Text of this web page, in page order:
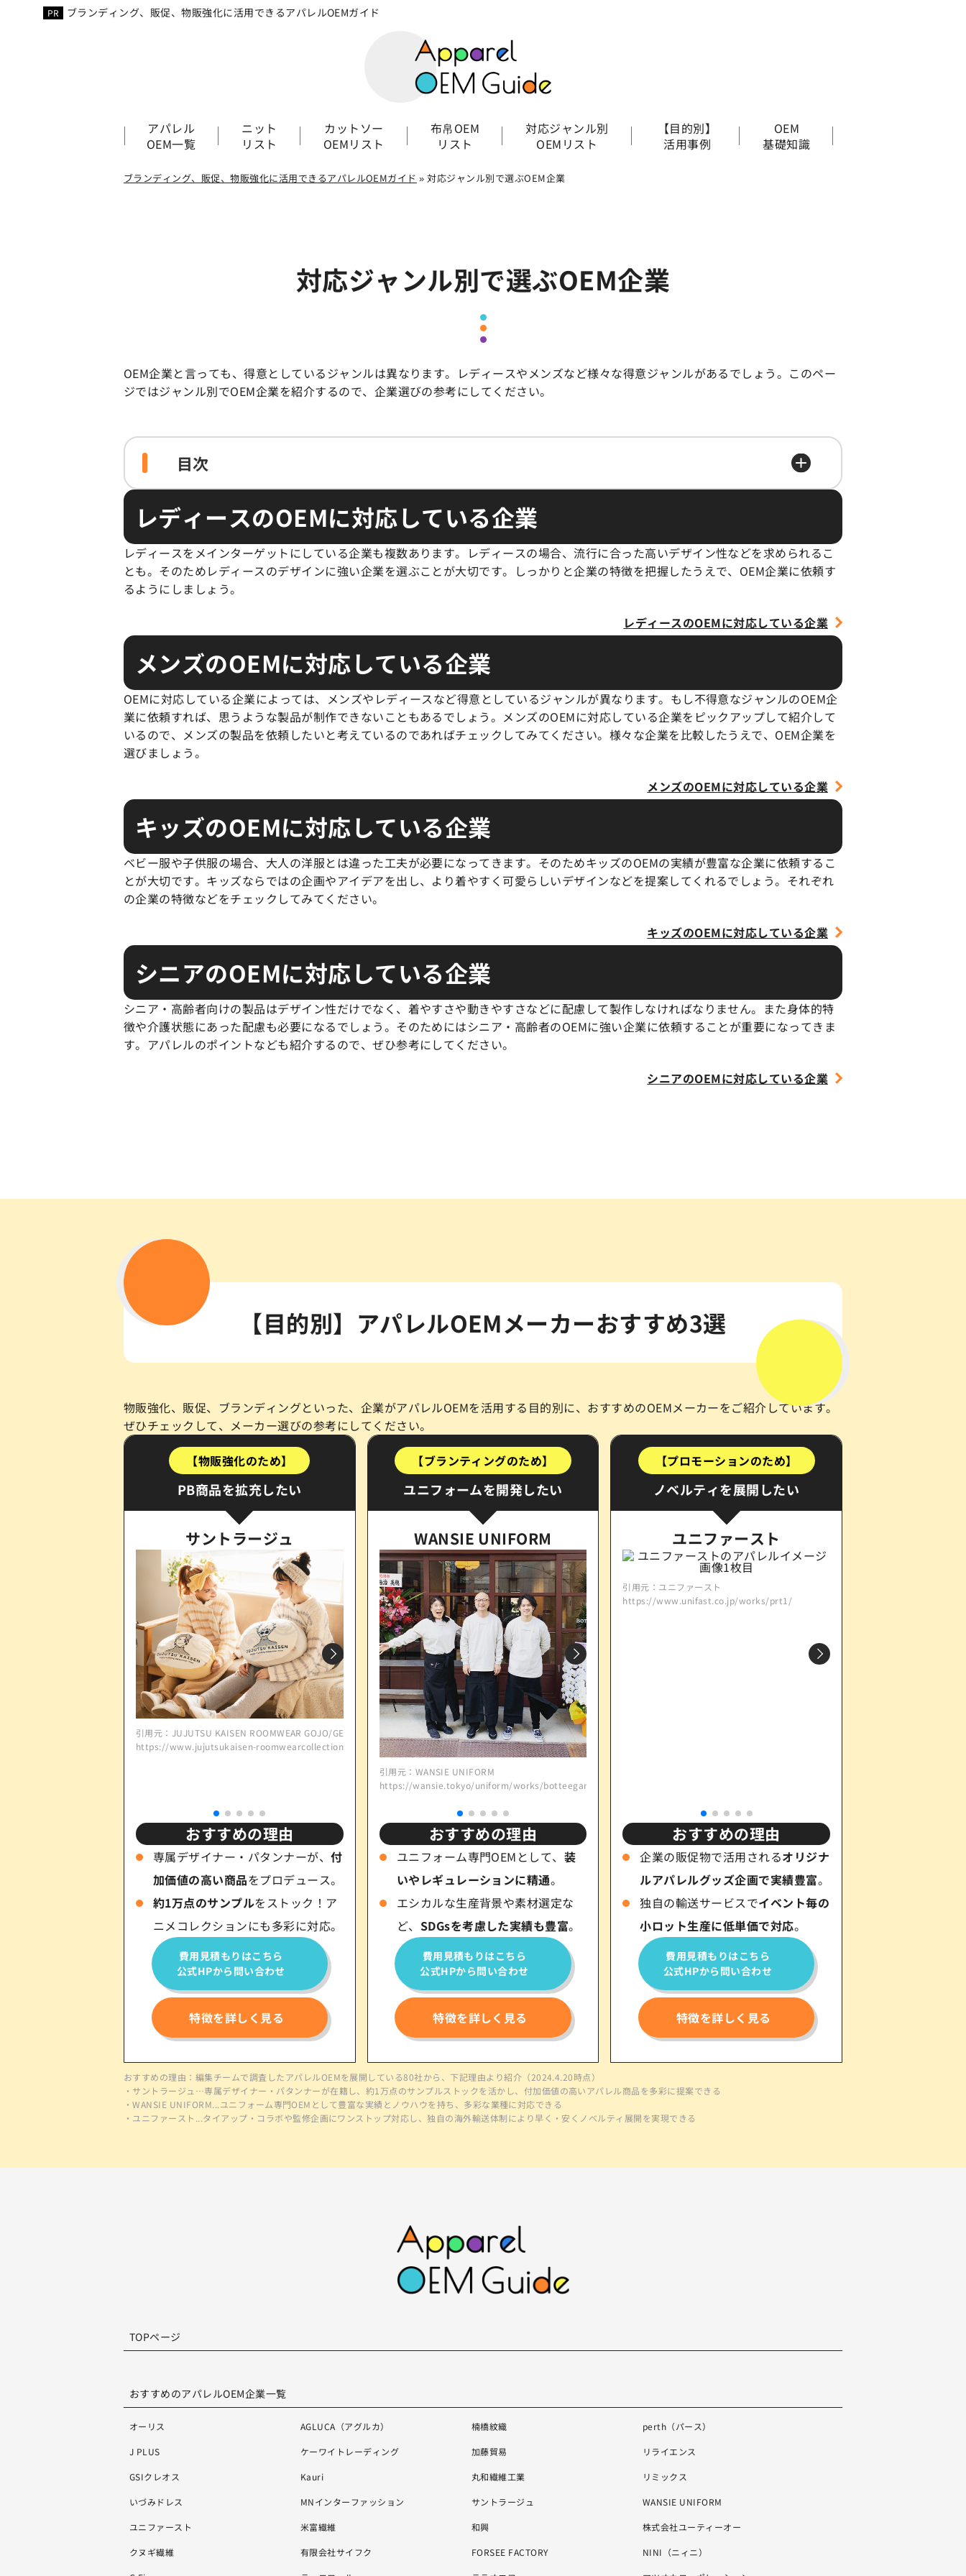
ブランディング、販促、物販強化に活用できるアパレルOEMガイド
アパレル
OEM一覧
ニット
リスト
カットソー
OEMリスト
布帛OEM
リスト
対応ジャンル別
OEMリスト
【目的別】
活用事例
OEM
基礎知識
ブランディング、販促、物販強化に活用できるアパレルOEMガイド »対応ジャンル別で選ぶOEM企業
対応ジャンル別で選ぶOEM企業
OEM企業と言っても、得意としているジャンルは異なります。レディースやメンズなど様々な得意ジャンルがあるでしょう。このペー
ジではジャンル別でOEM企業を紹介するので、企業選びの参考にしてください。
目次
レディースのOEMに対応している企業
レディースをメインターゲットにしている企業も複数あります。レディースの場合、流行に合った高いデザイン性などを求められるこ
とも。そのためレディースのデザインに強い企業を選ぶことが大切です。しっかりと企業の特徴を把握したうえで、OEM企業に依頼す
るようにしましょう。
レディースのOEMに対応している企業
メンズのOEMに対応している企業
OEMに対応している企業によっては、メンズやレディースなど得意としているジャンルが異なります。もし不得意なジャンルのOEM企
業に依頼すれば、思うような製品が制作できないこともあるでしょう。メンズのOEMに対応している企業をピックアップして紹介して
いるので、メンズの製品を依頼したいと考えているのであればチェックしてみてください。様々な企業を比較したうえで、OEM企業を
選びましょう。
メンズのOEMに対応している企業
キッズのOEMに対応している企業
ベビー服や子供服の場合、大人の洋服とは違った工夫が必要になってきます。そのためキッズのOEMの実績が豊富な企業に依頼するこ
とが大切です。キッズならではの企画やアイデアを出し、より着やすく可愛らしいデザインなどを提案してくれるでしょう。それぞれ
の企業の特徴などをチェックしてみてください。
キッズのOEMに対応している企業
シニアのOEMに対応している企業
シニア・高齢者向けの製品はデザイン性だけでなく、着やすさや動きやすさなどに配慮して製作しなければなりません。また身体的特
徴や介護状態にあった配慮も必要になるでしょう。そのためにはシニア・高齢者のOEMに強い企業に依頼することが重要になってきま
す。アパレルのポイントなども紹介するので、ぜひ参考にしてください。
シニアのOEMに対応している企業
【目的別】アパレルOEMメーカーおすすめ3選
物販強化、販促、ブランディングといった、企業がアパレルOEMを活用する目的別に、おすすめのOEMメーカーをご紹介しています。
ぜひチェックして、メーカー選びの参考にしてください。
【物販強化のため】
PB商品を拡充したい
サントラージュ
引用元：JUJUTSU KAISEN ROOMWEAR GOJO/GETO
https://www.jujutsukaisen-roomwearcollection.com/
引用元：G CRESTORE
https://gcrest.store/collections/swank
https://gcrest.store/collections/swank
おすすめの理由
専属デザイナー・パタンナーが、付
加価値の高い商品をプロデュース。
約1万点のサンプルをストック！ア
ニメコレクションにも多彩に対応。
費用見積もりはこちら
公式HPから問い合わせ
特徴を詳しく見る
【ブランティングのため】
ユニフォームを開発したい
WANSIE UNIFORM
引用元：WANSIE UNIFORM
https://wansie.tokyo/uniform/works/botteegan-vini/
おすすめの理由
ユニフォーム専門OEMとして、 装
いやレギュレーションに精通。
エシカルな生産背景や素材選定な
ど、 SDGsを考慮した実績も豊富。
費用見積もりはこちら
公式HPから問い合わせ
特徴を詳しく見る
【プロモーションのため】
ノベルティを展開したい
ユニファースト
引用元：ユニファースト
https://www.unifast.co.jp/works/prt1/
おすすめの理由
企業の販促物で活用されるオリジナ
ルアパレルグッズ企画で実績豊富。
独自の輸送サービスでイベント毎の
小ロット生産に低単価で対応。
費用見積もりはこちら
公式HPから問い合わせ
特徴を詳しく見る
おすすめの理由：編集チームで調査したアパレルOEMを展開している80社から、下記理由より紹介（2024.4.20時点）
・サントラージュ…専属デザイナー・パタンナーが在籍し、約1万点のサンプルストックを活かし、付加価値の高いアパレル商品を多彩に提案できる
・WANSIE UNIFORM...ユニフォーム専門OEMとして豊富な実績とノウハウを持ち、多彩な業種に対応できる
・ユニファースト...タイアップ・コラボや監修企画にワンストップ対応し、独自の海外輸送体制により早く・安くノベルティ展開を実現できる
TOPページ
おすすめのアパレルOEM企業一覧
オーリス AGLUCA（アグルカ） 楠橋紋織 perth（パース）
J PLUS ケーワイトレーディング 加藤貿易 リライエンス
GSIクレオス Kauri 丸和繊維工業 リミックス
いづみドレス MNインターファッション サントラージュ WANSIE UNIFORM
ユニファースト 米富繊維 和興 株式会社ユーティーオー
クヌギ繊維 有限会社サイフク FORSEE FACTORY NINI（ニィニ）